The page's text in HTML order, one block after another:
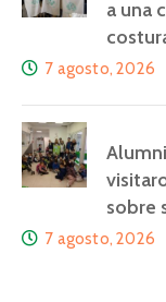
a una
7 agosto, 2026
sobre
7 agosto, 2026